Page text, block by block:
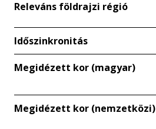
Releváns földrajzi régió
Időszinkronitás
Megidézett kor (magyar)
Megidézett kor (nemzetközi)